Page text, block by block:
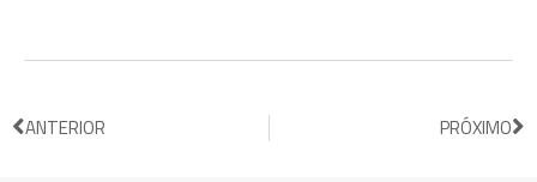
ANTERIOR PRÓXIMO